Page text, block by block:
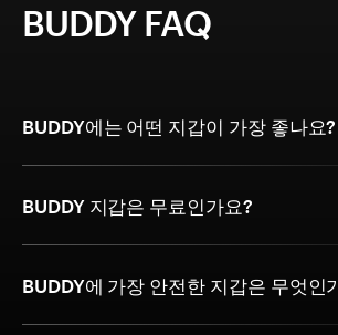
BUDDY FAQ
BUDDY에는 어떤 지갑이 가장 좋나요?
BUDDY 지갑은 무료인가요?
BUDDY에 가장 안전한 지갑은 무엇인